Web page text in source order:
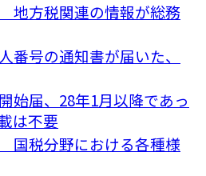
地方税関連の情報が総務
番号の通知書が届いた、
始届、28年1月以降であっ
は不要
国税分野における各種様